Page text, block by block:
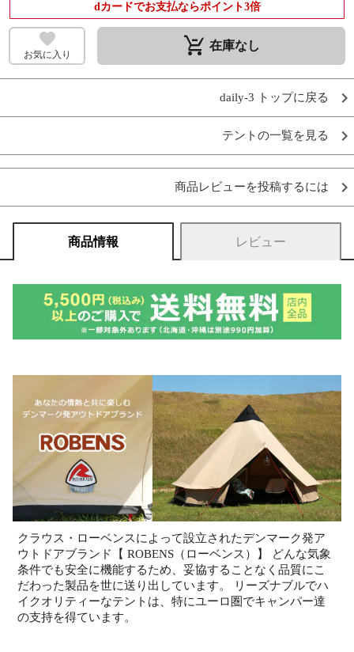
dカードでお支払ならポイント3倍
お気に入り remove_shopping_cart 在庫なし
daily-3 トップに戻る
テントの一覧を見る
商品レビューを投稿するには
商品情報 レビュー
クラウス・ローベンスによって設立されたデンマーク発ア
ウトドアブランド【 ROBENS（ローベンス）】 どんな気象
条件でも安全に機能するため、妥協することなく品質にこ
だわった製品を世に送り出しています。 リーズナブルでハ
イクオリティーなテントは、特にユーロ圏でキャンパー達
の支持を得ています。